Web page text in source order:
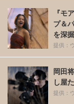
『モ
プ＆
を深
提供：
岡田
し屋
提供：